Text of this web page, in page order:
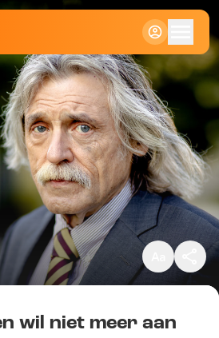
Klein
Standaard
Groot
Kopieer link
wil niet meer aan